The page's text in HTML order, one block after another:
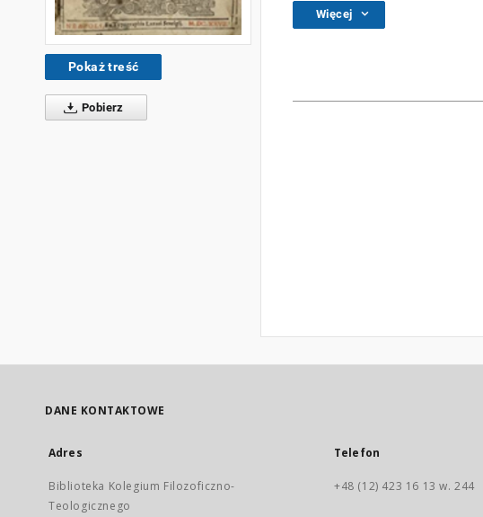
Pokaż treść
Pobierz
Więcej
DANE KONTAKTOWE
Adres
Biblioteka Kolegium Filozoficzno-
Teologicznego
Telefon
+48 (12) 423 16 13 w. 244